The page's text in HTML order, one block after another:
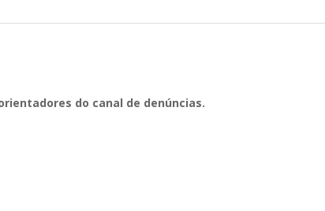
do canal de denúncias.